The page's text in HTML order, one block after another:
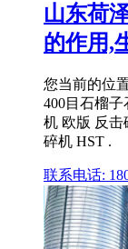
山东荷
的作用,
您当前的位
400目石榴
机 欧版 反击
碎机 HST .
联系电话: